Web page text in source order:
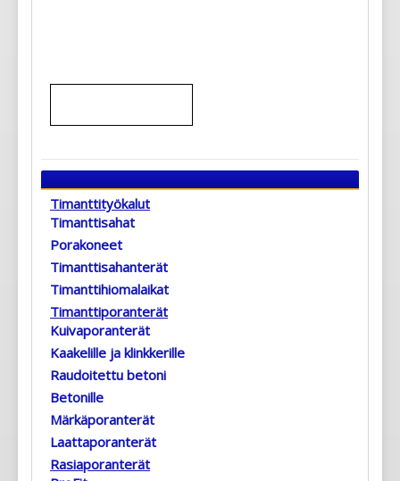
Timanttityökalut
Timanttisahat
Porakoneet
Timanttisahanterät
Timanttihiomalaikat
Timanttiporanterät
Kuivaporanterät
Kaakelille ja klinkkerille
Raudoitettu betoni
Betonille
Märkäporanterät
Laattaporanterät
Rasiaporanterät